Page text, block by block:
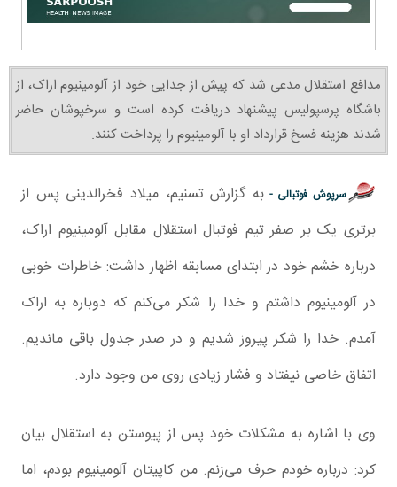
مدافع استقلال مدعی شد که پیش از جدایی خود از آلومینیوم اراک، از
باشگاه پرسپولیس پیشنهاد دریافت کرده است و سرخپوشان حاضر
شدند هزینه فسخ قرارداد او با آلومینیوم را پرداخت کنند.
سرپوش فوتبالی - به گزارش تسنیم، میلاد فخرالدینی پس از
برتری یک بر صفر تیم فوتبال استقلال مقابل آلومینیوم اراک،
درباره خشم خود در ابتدای مسابقه اظهار داشت: خاطرات خوبی
در آلومینیوم داشتم و خدا را شکر می‌کنم که دوباره به اراک
آمدم. خدا را شکر پیروز شدیم و در صدر جدول باقی ماندیم.
اتفاق خاصی نیفتاد و فشار زیادی روی من وجود دارد.
وی با اشاره به مشکلات خود پس از پیوستن به استقلال بیان
کرد: درباره خودم حرف می‌زنم. من کاپیتان آلومینیوم بودم، اما